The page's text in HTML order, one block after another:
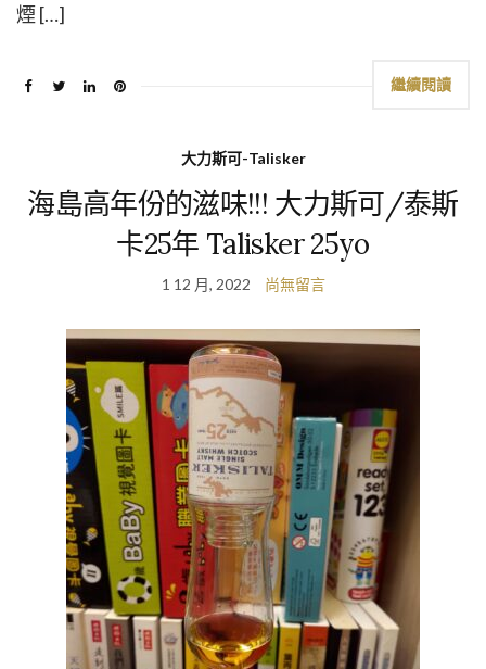
煙 […]
繼續閱讀
大力斯可-Talisker
海島高年份的滋味!!! 大力斯可/泰斯
卡25年 Talisker 25yo
1 12 月, 2022 尚無留言